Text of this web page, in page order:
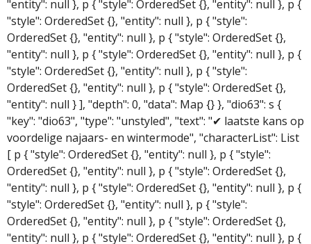
"entity": null }, p { "style": OrderedSet {}, "entity": null }, p {
"style": OrderedSet {}, "entity": null }, p { "style":
OrderedSet {}, "entity": null }, p { "style": OrderedSet {},
"entity": null }, p { "style": OrderedSet {}, "entity": null }, p {
"style": OrderedSet {}, "entity": null }, p { "style":
OrderedSet {}, "entity": null }, p { "style": OrderedSet {},
"entity": null } ], "depth": 0, "data": Map {} }, "dio63": s {
"key": "dio63", "type": "unstyled", "text": "✔ laatste kans op
voordelige najaars- en wintermode", "characterList": List
[ p { "style": OrderedSet {}, "entity": null }, p { "style":
OrderedSet {}, "entity": null }, p { "style": OrderedSet {},
"entity": null }, p { "style": OrderedSet {}, "entity": null }, p {
"style": OrderedSet {}, "entity": null }, p { "style":
OrderedSet {}, "entity": null }, p { "style": OrderedSet {},
"entity": null }, p { "style": OrderedSet {}, "entity": null }, p {